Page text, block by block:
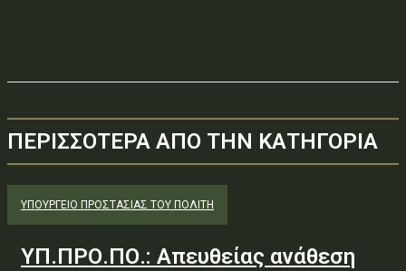
ΠΕΡΙΣΣΟΤΕΡΑ ΑΠΟ ΤΗΝ ΚΑΤΗΓΟΡΙΑ
ΥΠΟΥΡΓΕΊΟ ΠΡΟΣΤΑΣΊΑΣ ΤΟΥ ΠΟΛΊΤΗ
ΥΠ.ΠΡΟ.ΠΟ.: Απευθείας ανάθεση